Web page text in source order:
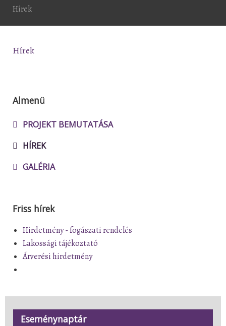
Hírek
Hírek
Almenü
PROJEKT BEMUTATÁSA
HÍREK
GALÉRIA
Friss hírek
Hirdetmény - fogászati rendelés
Lakossági tájékoztató
Árverési hirdetmény
Eseménynaptár